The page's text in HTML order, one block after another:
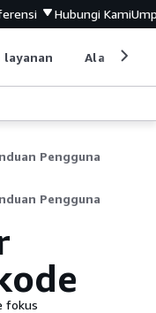
Hubungi Kami
layanan Alat
Pengguna
Pengguna
fokus